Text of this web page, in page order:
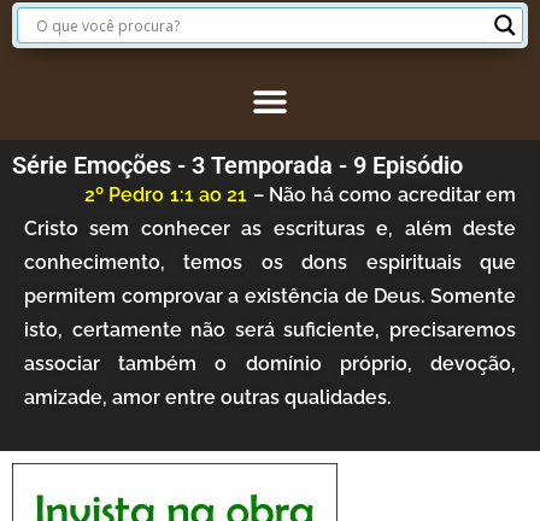
Série Emoções - 3 Temporada - 9 Episódio
2º Pedro 1:1 ao 21 – Não há como acreditar em
Cristo sem conhecer as escrituras e, além deste
conhecimento, temos os dons espirituais que
permitem comprovar a existência de Deus. Somente
isto, certamente não será suficiente, precisaremos
associar também o domínio próprio, devoção,
amizade, amor entre outras qualidades.